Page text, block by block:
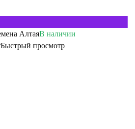
В наличии
Быстрый просмотр